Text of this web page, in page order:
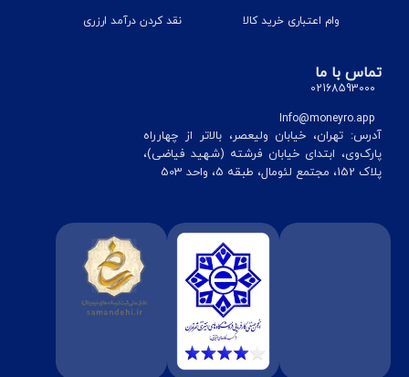
وام اعتباری خرید کالا نقد کردن درآمد ارزری
تماس با ما
02168593000
Info@moneyro.app
آدرس: تهران، خیابان ولیعصر، بالاتر از چهارراه
پارک‌وی، ابتدای خیابان فرشته (شهید فیاضی)،
پلاک 152، مجتمع لئومال، طبقه 5، واحد 503